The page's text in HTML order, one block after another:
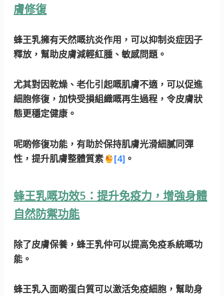
膚修復
蜂王乳擁有天然嘅抗炎作用，可以抑制炎症因子
釋放，幫助皮膚減輕紅腫、敏感問題。
尤其對因乾燥、老化引起嘅肌膚不適，可以促進
細胞修復，加快受損組織嘅再生過程，令皮膚狀
態更穩定健康。
呢啲修復功能，有助於保持肌膚光滑細膩同彈
性，提升肌膚整體質素
[4]。
蜂王乳嘅功效5：提升免疫力，增強身體
自然防禦功能
除了皮膚保養，蜂王乳仲可以提高免疫系統嘅功
能。
蜂王乳入面啲蛋白質可以激活免疫細胞，幫助身